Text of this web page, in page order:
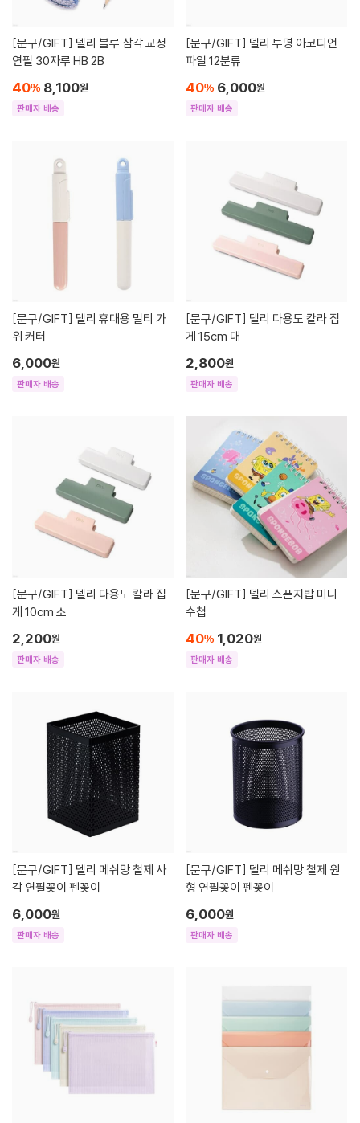
[문구/GIFT]
연필 30자루 HB 2B
40% 8,100원
판매자 배송
[문구/GIFT]
파일 12분류
40% 6,000원
판매자 배송
[문구/GIFT]
위 커터
6,000원
판매자 배송
[문구/GIFT]
게 15cm 대
2,800원
판매자 배송
[문구/GIFT]
게 10cm 소
2,200원
판매자 배송
[문구/GIFT]
수첩
40% 1,020원
판매자 배송
[문구/GIFT]
각 연필꽂이 펜꽂이
6,000원
판매자 배송
[문구/GIFT]
형 연필꽂이 펜꽂이
6,000원
판매자 배송